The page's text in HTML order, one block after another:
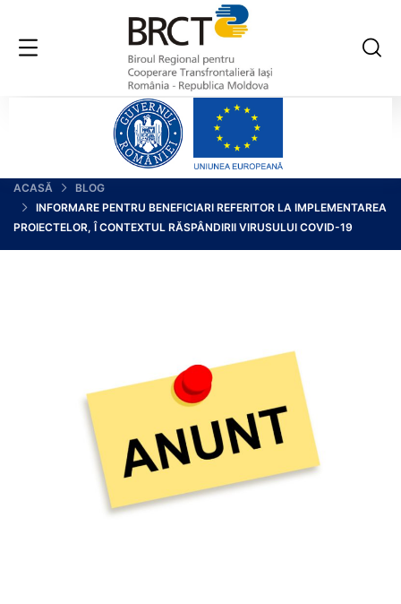
ACASĂ
BLOG
INFORMARE PENTRU BENEFICIARI REFERITOR LA IMPLEMENTAREA
PROIECTELOR, Î CONTEXTUL RĂSPÂNDIRII VIRUSULUI COVID-19